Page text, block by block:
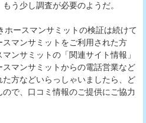
う少し調査が必要のようだ。
ホースマンサミットの検証は続けて
マンサミットをご利用された方
ンサミットの「関連サイト情報」
マンサミットからの電話営業など
方などいらっしゃいましたら、ど
で、口コミ情報のご提供にご協力